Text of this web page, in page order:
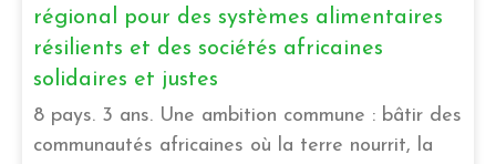
régional pour des systèmes alimentaires
résilients et des sociétés africaines
solidaires et justes
8 pays. 3 ans. Une ambition commune : bâtir des
communautés africaines où la terre nourrit, la